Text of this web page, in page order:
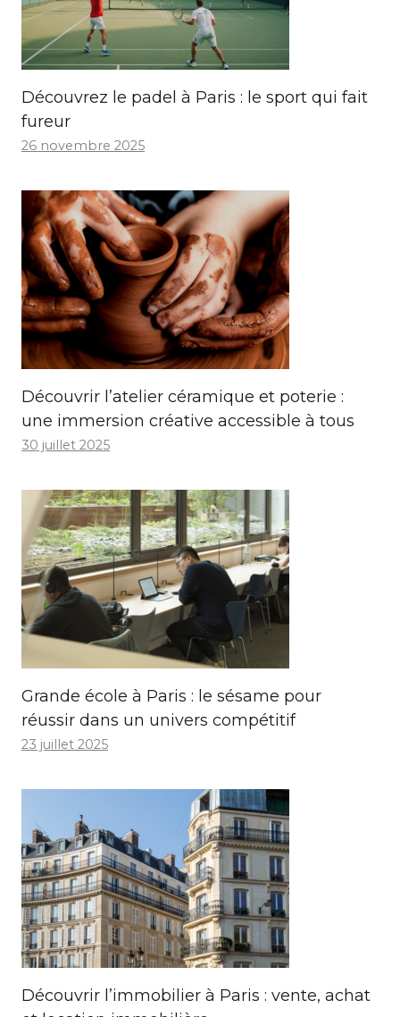
Découvrez le padel à Paris : le sport qui fait
fureur
26 novembre 2025
Découvrir l’atelier céramique et poterie :
une immersion créative accessible à tous
30 juillet 2025
Grande école à Paris : le sésame pour
réussir dans un univers compétitif
23 juillet 2025
Découvrir l’immobilier à Paris : vente, achat